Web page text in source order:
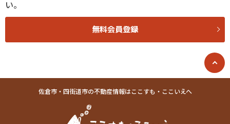
い。
無料会員登録
佐倉市・四街道市の不動産情報はここすも・ここいえへ